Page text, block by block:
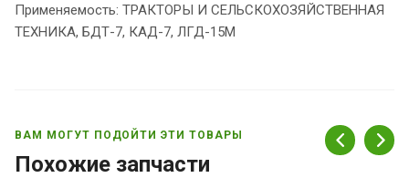
Применяемость: ТРАКТОРЫ И СЕЛЬСКОХОЗЯЙСТВЕННАЯ
ТЕХНИКА, БДТ-7, КАД-7, ЛГД-15М
ВАМ МОГУТ ПОДОЙТИ ЭТИ ТОВАРЫ
Похожие запчасти